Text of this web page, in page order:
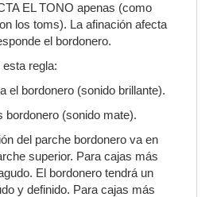
EL TONO apenas (como
los toms). La afinación afecta
el bordonero.
regla:
el bordonero (sonido brillante).
bordonero (sonido mate).
del parche bordonero va en
superior. Para cajas más
El bordonero tendrá un
y definido. Para cajas más